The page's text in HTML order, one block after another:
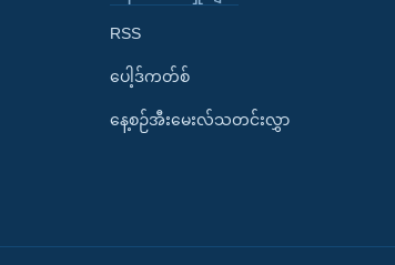
RSS
ပေါ့ဒ်ကတ်စ်
နေ့စဉ်အီးမေးလ်သတင်းလွှာ